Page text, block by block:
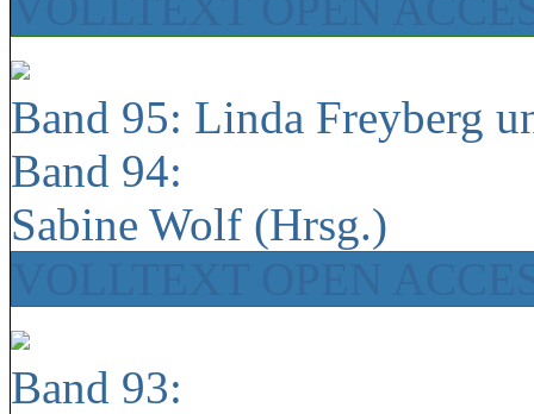
Band 95: Linda Freyberg
Band 94:
Sabine Wolf (Hrsg.)
Band 93: